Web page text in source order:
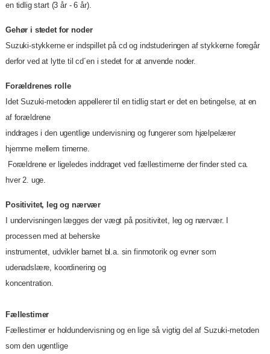
en tidlig start (3 år - 6 år).
Gehør i stedet for noder
Suzuki-stykkerne er indspillet på cd og indstuderingen af stykkerne foregår
derfor ved at lytte til cd´en i stedet for at anvende noder.
Forældrenes rolle
Idet Suzuki-metoden appellerer til en tidlig start er det en betingelse, at en
af forældrene
inddrages i den ugentlige undervisning og fungerer som hjælpelærer
hjemme mellem timerne.
Forældrene er ligeledes inddraget ved fællestimerne der finder sted ca.
hver 2. uge.
Positivitet, leg og nærvær
I undervisningen lægges der vægt på positivitet, leg og nærvær. I
processen med at beherske
instrumentet, udvikler barnet bl.a. sin finmotorik og evner som
udenadslære, koordinering og
koncentration.
Fællestimer
Fællestimer er holdundervisning og en lige så vigtig del af Suzuki-metoden
som den ugentlige